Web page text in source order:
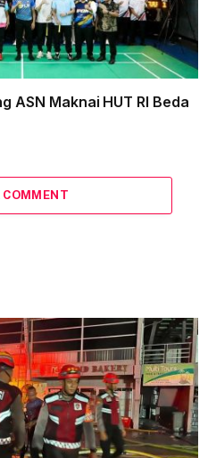
ASN Maknai HUT RI Beda
COMMENT